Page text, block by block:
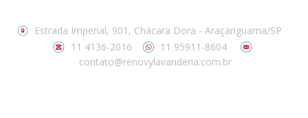
Estrada Imperial, 901, Chácara Dora - Araçariguama/SP
11 4136-2016
11 95911-8604
contato@renovylavanderia.com.br